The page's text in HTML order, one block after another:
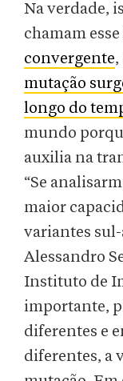
Na verdade,
chamam
convergente,
mutação
longo do
mundo
auxilia na
“Se
maior
variantes
Alessandro
Instituto de
importante,
diferentes e
diferentes, a